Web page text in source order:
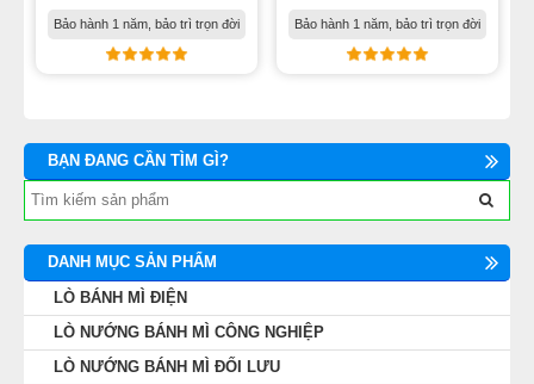
Bảo hành 1 năm, bảo trì trọn đời Bảo hành 1 năm, bảo trì trọn đời
BẠN ĐANG CẦN TÌM GÌ?
DANH MỤC SẢN PHẨM
LÒ BÁNH MÌ ĐIỆN
LÒ NƯỚNG BÁNH MÌ CÔNG NGHIỆP
LÒ NƯỚNG BÁNH MÌ ĐỐI LƯU